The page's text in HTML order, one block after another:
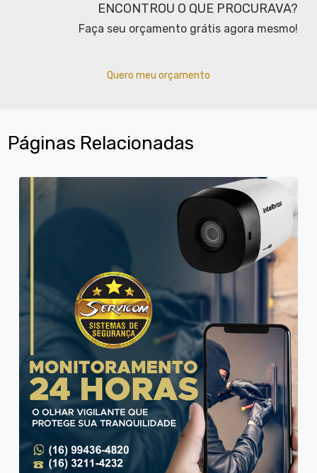
ENCONTROU O QUE PROCURAVA?
Faça seu orçamento grátis agora mesmo!
Quero meu orçamento
Páginas Relacionadas